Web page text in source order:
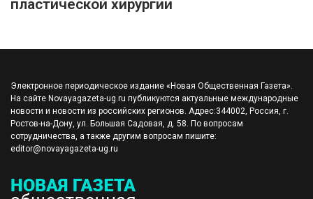
пластической хирургии
Электронное периодическое издание «Новая Общественная Газета».
На сайте Novayagazeta-ug.ru публикуются актуальные международные
новости и новости из российских регионов. Адрес:344002, Россия, г.
Ростов-на-Дону, ул. Большая Садовая, д. 58. По вопросам
сотрудничества, а также другим вопросам пишите:
editor@novayagazeta-ug.ru